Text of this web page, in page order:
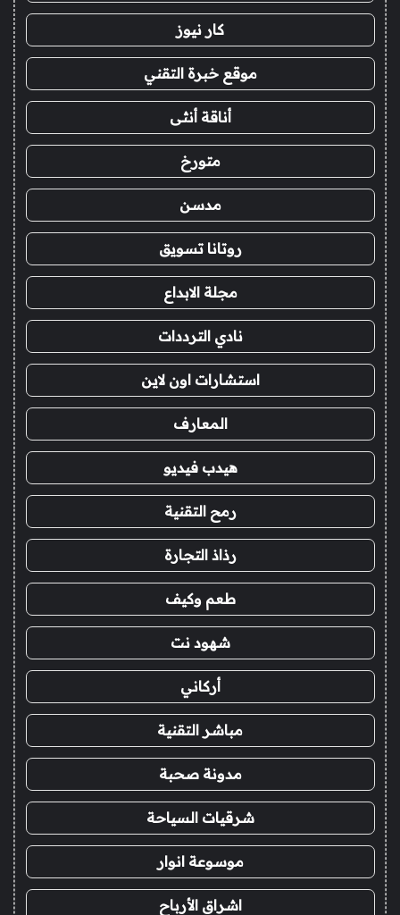
كار نيوز
موقع خبرة التقني
أناقة أنثى
متورخ
مدسن
روتانا تسويق
مجلة الابداع
نادي الترددات
استشارات اون لاين
المعارف
هيدب فيديو
رمح التقنية
رذاذ التجارة
طعم وكيف
شهود نت
أركاني
مباشر التقنية
مدونة صحبة
شرقيات السياحة
موسوعة انوار
اشراق الأرباح